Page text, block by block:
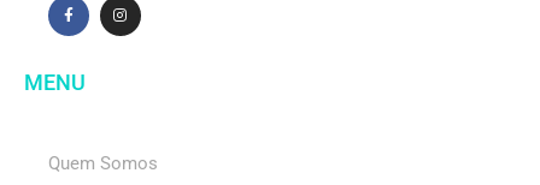
MENU
Quem Somos